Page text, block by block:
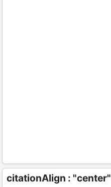
citationAlign : "center"